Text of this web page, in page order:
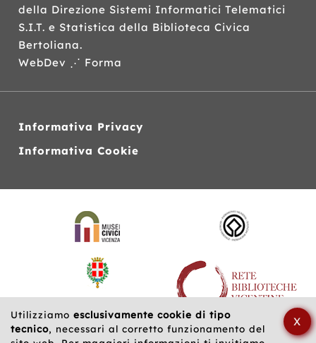
Utilizziamo esclusivamente cookie di tipo
tecnico, necessari al corretto funzionamento del
X
della Direzione Sistemi Informatici Telematici
S.I.T. e Statistica della Biblioteca Civica
Bertoliana.
WebDev ⋰ Forma
Informativa Privacy
Informativa Cookie